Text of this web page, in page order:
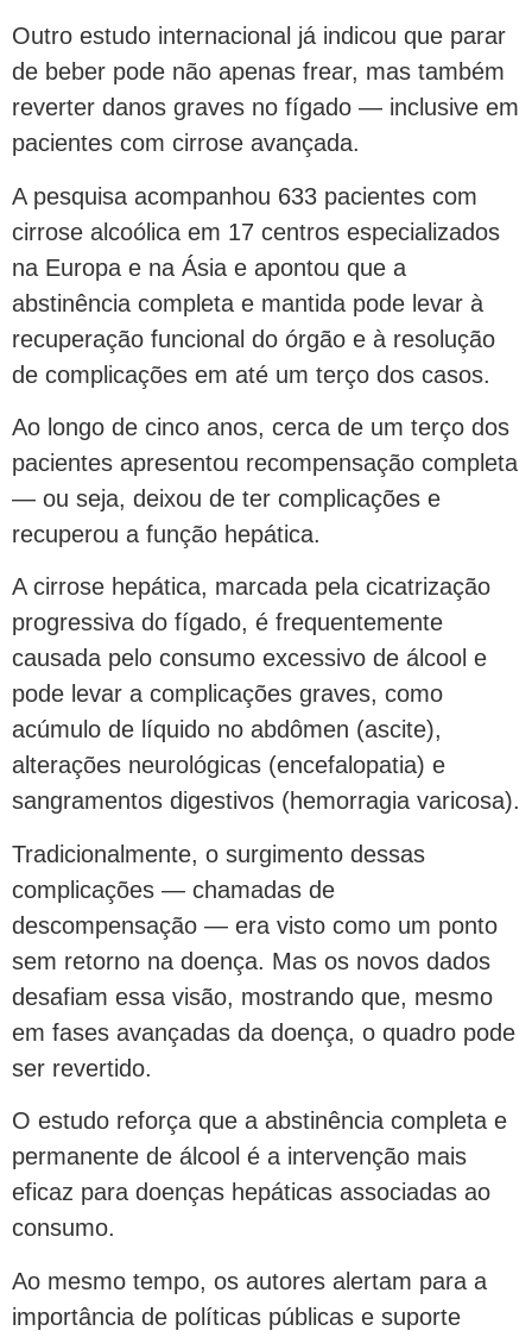
Outro estudo internacional já indicou que parar
de beber pode não apenas frear, mas também
reverter danos graves no fígado — inclusive em
pacientes com cirrose avançada.
A pesquisa acompanhou 633 pacientes com
cirrose alcoólica em 17 centros especializados
na Europa e na Ásia e apontou que a
abstinência completa e mantida pode levar à
recuperação funcional do órgão e à resolução
de complicações em até um terço dos casos.
Ao longo de cinco anos, cerca de um terço dos
pacientes apresentou recompensação completa
— ou seja, deixou de ter complicações e
recuperou a função hepática.
A cirrose hepática, marcada pela cicatrização
progressiva do fígado, é frequentemente
causada pelo consumo excessivo de álcool e
pode levar a complicações graves, como
acúmulo de líquido no abdômen (ascite),
alterações neurológicas (encefalopatia) e
sangramentos digestivos (hemorragia varicosa).
Tradicionalmente, o surgimento dessas
complicações — chamadas de
descompensação — era visto como um ponto
sem retorno na doença. Mas os novos dados
desafiam essa visão, mostrando que, mesmo
em fases avançadas da doença, o quadro pode
ser revertido.
O estudo reforça que a abstinência completa e
permanente de álcool é a intervenção mais
eficaz para doenças hepáticas associadas ao
consumo.
Ao mesmo tempo, os autores alertam para a
importância de políticas públicas e suporte